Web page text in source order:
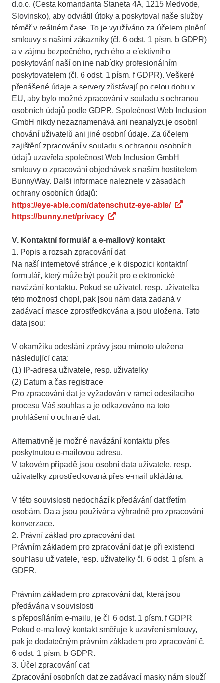
d.o.o. (Cesta komandanta Staneta 4A, 1215 Medvode,
Slovinsko), aby odvrátil útoky a poskytoval naše služby
téměř v reálném čase. To je využíváno za účelem plnění
smlouvy s našimi zákazníky (čl. 6 odst. 1 písm. b GDPR)
a v zájmu bezpečného, rychlého a efektivního
poskytování naší online nabídky profesionálním
poskytovatelem (čl. 6 odst. 1 písm. f GDPR). Veškeré
přenášené údaje a servery zůstávají po celou dobu v
EU, aby bylo možné zpracování v souladu s ochranou
osobních údajů podle GDPR. Společnost Web Inclusion
GmbH nikdy nezaznamenává ani neanalyzuje osobní
chování uživatelů ani jiné osobní údaje. Za účelem
zajištění zpracování v souladu s ochranou osobních
údajů uzavřela společnost Web Inclusion GmbH
smlouvy o zpracování objednávek s naším hostitelem
BunnyWay. Další informace naleznete v zásadách
ochrany osobních údajů:
https://eye-able.com/datenschutz-eye-able/
https://bunny.net/privacy
V. Kontaktní formulář a e-mailový kontakt
1. Popis a rozsah zpracování dat
Na naší internetové stránce je k dispozici kontaktní
formulář, který může být použit pro elektronické
navázání kontaktu. Pokud se uživatel, resp. uživatelka
této možnosti chopí, pak jsou nám data zadaná v
zadávací masce zprostředkována a jsou uložena. Tato
data jsou:
V okamžiku odeslání zprávy jsou mimoto uložena
následující data:
(1) IP-adresa uživatele, resp. uživatelky
(2) Datum a čas registrace
Pro zpracování dat je vyžadován v rámci odesílacího
procesu Váš souhlas a je odkazováno na toto
prohlášení o ochraně dat.
Alternativně je možné navázání kontaktu přes
poskytnutou e-mailovou adresu.
V takovém případě jsou osobní data uživatele, resp.
uživatelky zprostředkovaná přes e-mail ukládána.
V této souvislosti nedochází k předávání dat třetím
osobám. Data jsou používána výhradně pro zpracování
konverzace.
2. Právní základ pro zpracování dat
Právním základem pro zpracování dat je při existenci
souhlasu uživatele, resp. uživatelky čl. 6 odst. 1 písm. a
GDPR.
Právním základem pro zpracování dat, která jsou
předávána v souvislosti
s přeposíláním e-mailu, je čl. 6 odst. 1 písm. f GDPR.
Pokud e-mailový kontakt směřuje k uzavření smlouvy,
pak je dodatečným právním základem pro zpracování č.
6 odst. 1 písm. b GDPR.
3. Účel zpracování dat
Zpracování osobních dat ze zadávací masky nám slouží